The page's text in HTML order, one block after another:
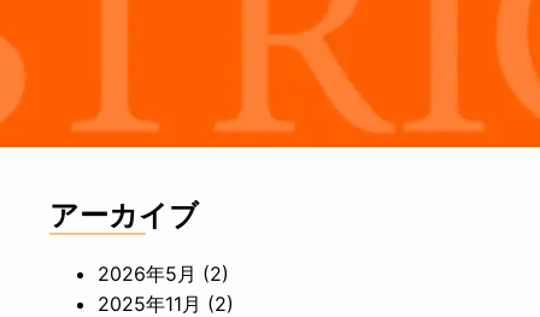
アーカイブ
2026年5月 (2)
2025年11月 (2)